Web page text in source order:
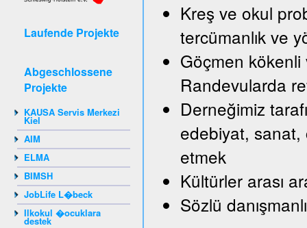
Laufende Projekte
Abgeschlossene
Projekte
KAUSA Servis Merkezi
Kiel
AIM
ELMA
BIMSH
JobLife L�beck
Ilkokul �ocuklara
destek
Kreş ve okul
tercümanlık ve
Göçmen
Randevularda
Derneğimiz
edebiyat, sanat,
etmek
Kültürler arası
Sözlü